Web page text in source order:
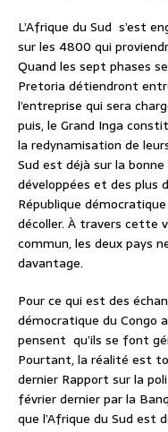
L’Afrique du Sud s’est
sur les 4800 qui
Quand les sept phases
Pretoria détiendront
l’entreprise qui sera
puis, le Grand Inga
la redynamisation de
Sud est déjà sur la
développées et des plus
République
décoller. À travers cette
commun, les deux pays
davantage.
Pour ce qui est des
démocratique du Congo
pensent qu’ils se font
Pourtant, la réalité est
dernier Rapport sur la
février dernier par la
que l’Afrique du Sud est